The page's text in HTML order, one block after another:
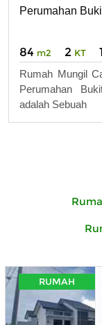
Perumahan
84 m2 2 KT 1
Rumah Mungil
Perumahan
adalah Sebuah
RUMAH